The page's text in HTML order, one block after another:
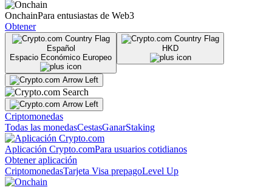
OnchainPara entusiastas de Web3
Obtener
Español
Espacio Económico Europeo
HKD
Criptomonedas
Todas las monedasCestasGanarStaking
Aplicación Crypto.comPara usuarios cotidianos
Obtener aplicación
CriptomonedasTarjeta Visa prepagoLevel Up